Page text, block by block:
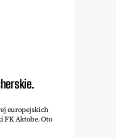
europejskich
FK Aktobe. Oto